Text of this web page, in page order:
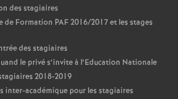
des stagiaires
de Formation PAF2016/2017 et les stages
des stagiaires
le privé s’invite à l’Education Nationale
2018-2019
inter-académique pour les stagiaires